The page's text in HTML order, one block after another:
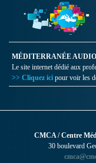
MÉDITERRANÉE
Le site internet dédié aux
>> Cliquez ici pour voir les
CMCA / Centre
30 boulevard